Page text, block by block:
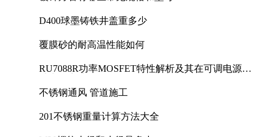
D400球墨铸铁井盖重多少
覆膜砂的耐高温性能如何
RU7088R功率MOSFET特性解析及其在可调电源设
不锈钢通风 管道施工
201不锈钢重量计算方法大全